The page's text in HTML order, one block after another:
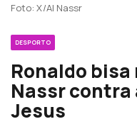
Foto: X/Al Nassr
DESPORTO
Ronaldo
Nassr contra
Jesus